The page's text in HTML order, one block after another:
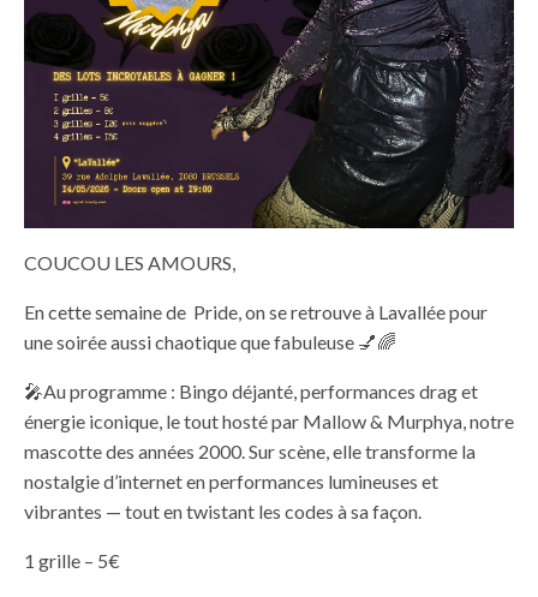
COUCOU LES AMOURS,
En cette semaine de Pride, on se retrouve à Lavallée pour
une soirée aussi chaotique que fabuleuse 💅🌈
🎤Au programme : Bingo déjanté, performances drag et
énergie iconique, le tout hosté par Mallow & Murphya, notre
mascotte des années 2000. Sur scène, elle transforme la
nostalgie d’internet en performances lumineuses et
vibrantes — tout en twistant les codes à sa façon.
1 grille – 5€